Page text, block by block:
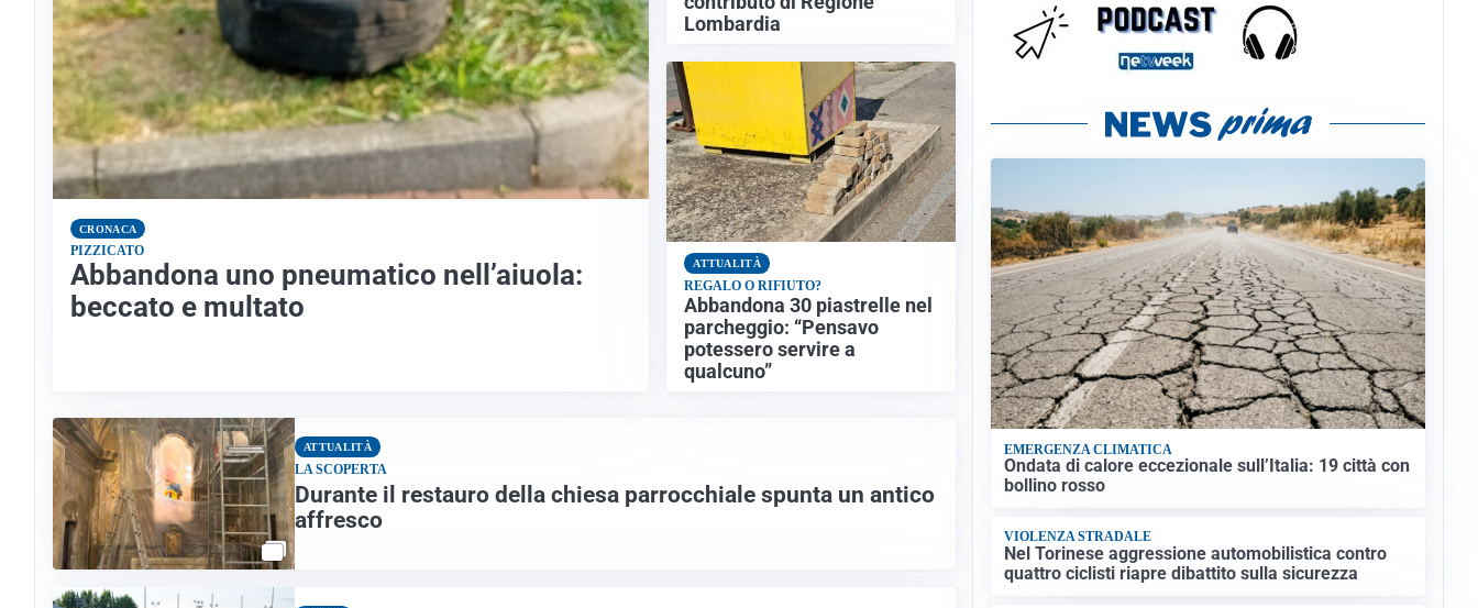
CRONACA
PIZZICATO
Abbandona uno pneumatico nell’aiuola:
beccato e multato
Lombardia
ATTUALITÀ
REGALO O RIFIUTO?
Abbandona 30 piastrelle nel
parcheggio: “Pensavo
potessero servire a
qualcuno”
ATTUALITÀ
LA SCOPERTA
Durante il restauro della chiesa parrocchiale spunta un antico
affresco
EMERGENZA CLIMATICA
Ondata di calore eccezionale sull’Italia: 19 città con
bollino rosso
VIOLENZA STRADALE
Nel Torinese aggressione automobilistica contro
quattro ciclisti riapre dibattito sulla sicurezza